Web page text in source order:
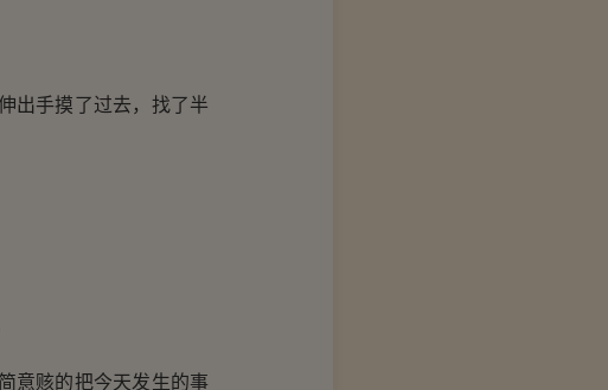
手摸了过去，找了半
赅的把今天发生的事